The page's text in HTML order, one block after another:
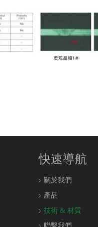
快速導航
關於我們
產品
技術 & 材質